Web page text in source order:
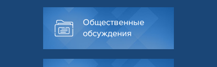
Общественные
обсуждения